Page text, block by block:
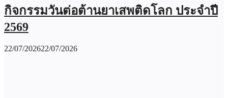
กิจกรรมวันต่อต้านยาเสพติดโลก ประจำปี
2569
22/07/202622/07/2026